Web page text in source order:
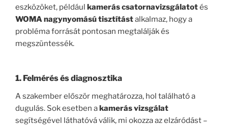
eszközöket, például kamerás csatornavizsgálatotés
WOMA nagynyomású tisztítástalkalmaz, hogy a
probléma forrását pontosan megtalálják és
megszüntessék.
1. Felmérés és diagnosztika
A szakember először meghatározza, hol található a
dugulás. Sok esetben akamerás vizsgálat
segítségével láthatóvá válik, mi okozza az elzáródást –